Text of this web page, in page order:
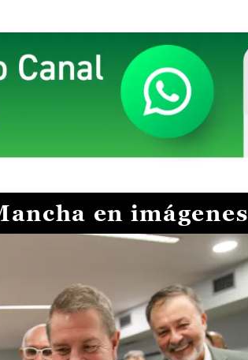
en imágenes